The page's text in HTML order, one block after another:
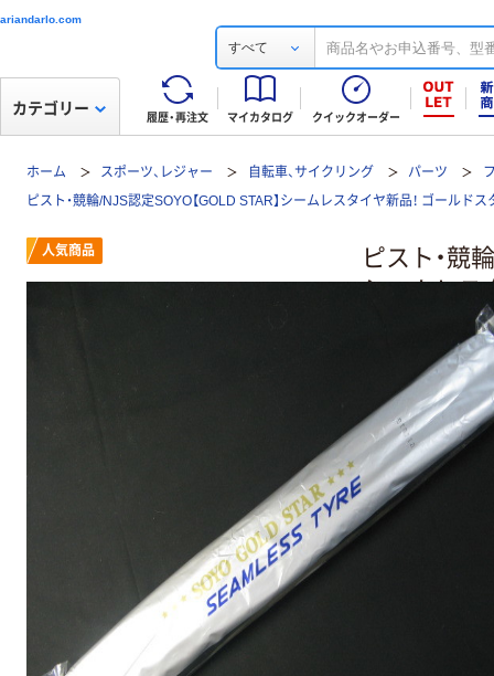
ariandarlo.com
すべて
履歴・再注文 マイカタログ クイックオーダー
カテゴリー
ホーム スポーツ、レジャー 自転車、サイクリング パーツ
ピスト・競輪/NJS認定SOYO【GOLD STAR】シームレスタイヤ新品！ ゴール
ピスト・競
シームレス
ームレスタ
レビューを
1 （シームレス
￥
人気商品